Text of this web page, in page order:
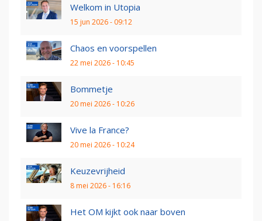
Welkom in Utopia
15 jun 2026 - 09:12
Chaos en voorspellen
22 mei 2026 - 10:45
Bommetje
20 mei 2026 - 10:26
Vive la France?
20 mei 2026 - 10:24
Keuzevrijheid
8 mei 2026 - 16:16
Het OM kijkt ook naar boven